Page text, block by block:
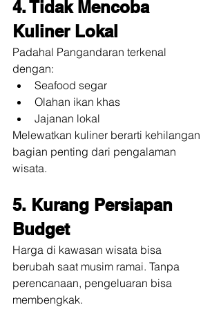
4. Tidak Mencoba
Kuliner Lokal
Padahal Pangandaran terkenal
dengan:
Seafood segar
Olahan ikan khas
Jajanan lokal
Melewatkan kuliner berarti kehilangan
bagian penting dari pengalaman
wisata.
5. Kurang Persiapan
Budget
Harga di kawasan wisata bisa
berubah saat musim ramai. Tanpa
perencanaan, pengeluaran bisa
membengkak.